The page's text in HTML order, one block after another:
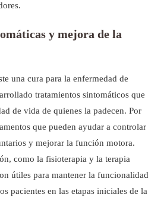
y mejora de la
una cura para la enfermedad de
tratamientos sintomáticos que
de vida de quienes la padecen. Por
que pueden ayudar a controlar
y mejorar la función motora.
como la fisioterapia y la terapia
útiles para mantener la funcionalidad
pacientes en las etapas iniciales de la